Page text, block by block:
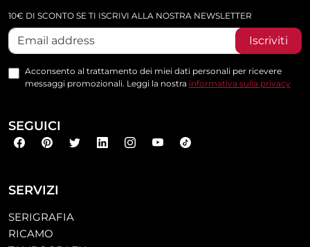
SERVIZI
SERIGRAFIA
RICAMO
10€ DI SCONTO SE TI ISCRIVI ALLA NOSTRA NEWSLETTER
Iscriviti
Acconsento al trattamento dei miei dati personali per ricevere
messaggi promozionali. Leggi la nostra informativa sulla privacy
SEGUICI